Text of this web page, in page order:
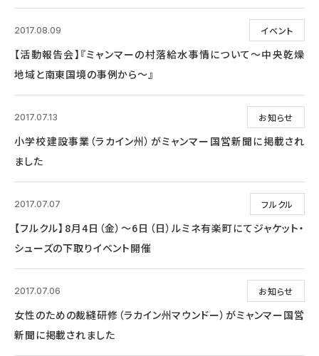
イベント
2017.08.09
【活動報告会】『ミャンマーの村落給水事情について～中央乾燥
地域と南東国境の事例から～』
お知らせ
2017.07.13
小学校建設事業（ラカイン州）がミャンマー国営新聞に掲載され
ました
フルクル
2017.07.07
【フルクル】8月4日（金）～6日（日）ルミネ有楽町にてジャケット・
シューズの下取りイベント開催
お知らせ
2017.07.06
女性のための裁縫研修（ラカイン州マウンドー）がミャンマー国営
新聞に掲載されました